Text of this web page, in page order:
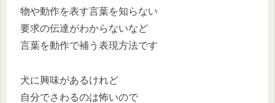
物や動作を表す言葉を知らない
要求の伝達がわからないなど
言葉を動作で補う表現方法です
犬に興味があるけれど
自分でさわるのは怖いので